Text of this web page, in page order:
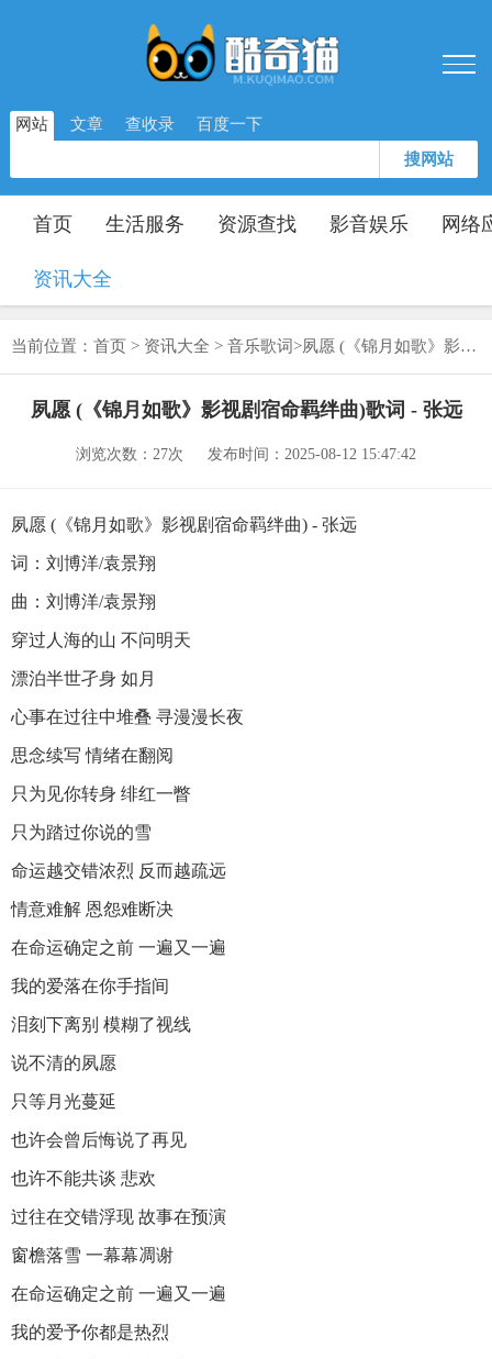
网站 文章 查收录 百度一下
搜网站
首页 生活服务 资源查找 影音娱乐 网络
资讯大全
当前位置： 首页 > 资讯大全 > 音乐歌词>夙愿 (《锦月如歌》影视剧宿命羁绊曲)歌词 - 张远
夙愿 (《锦月如歌》影视剧宿命羁绊曲)歌词 - 张远
浏览次数：27次 发布时间：2025-08-12 15:47:42
夙愿 (《锦月如歌》影视剧宿命羁绊曲) - 张远
词：刘博洋/袁景翔
曲：刘博洋/袁景翔
穿过人海的山 不问明天
漂泊半世孑身 如月
心事在过往中堆叠 寻漫漫长夜
思念续写 情绪在翻阅
只为见你转身 绯红一瞥
只为踏过你说的雪
命运越交错浓烈 反而越疏远
情意难解 恩怨难断决
在命运确定之前 一遍又一遍
我的爱落在你手指间
泪刻下离别 模糊了视线
说不清的夙愿
只等月光蔓延
也许会曾后悔说了再见
也许不能共谈 悲欢
过往在交错浮现 故事在预演
窗檐落雪 一幕幕凋谢
在命运确定之前 一遍又一遍
我的爱予你都是热烈